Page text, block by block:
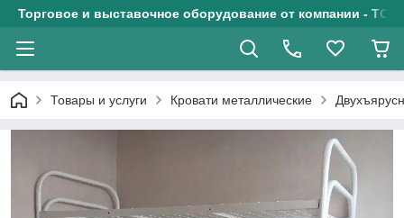
Торговое и выставочное оборудование от компании - ТОО
Товары и услуги Кровати металлические